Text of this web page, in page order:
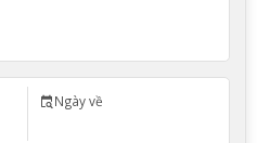
Ngày về